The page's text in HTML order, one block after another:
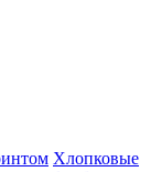
Хлопковые